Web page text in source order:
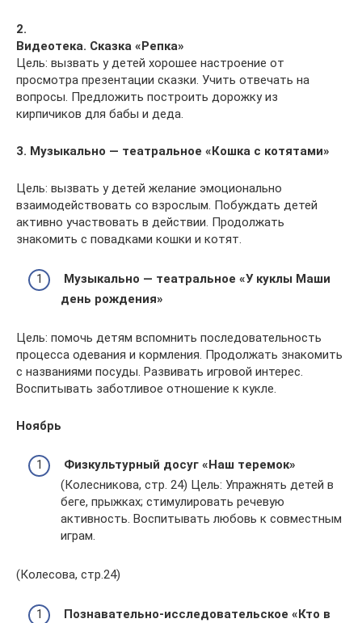
2.
Видеотека. Сказка «Репка»
Цель: вызвать у детей хорошее настроение от
просмотра презентации сказки. Учить отвечать на
вопросы. Предложить построить дорожку из
кирпичиков для бабы и деда.
3. Музыкально — театральное «Кошка с котятами»
Цель: вызвать у детей желание эмоционально
взаимодействовать со взрослым. Побуждать детей
активно участвовать в действии. Продолжать
знакомить с повадками кошки и котят.
Музыкально — театральное «У куклы Маши
день рождения»
Цель: помочь детям вспомнить последовательность
процесса одевания и кормления. Продолжать знакомить
с названиями посуды. Развивать игровой интерес.
Воспитывать заботливое отношение к кукле.
Ноябрь
Физкультурный досуг «Наш теремок»
(Колесникова, стр. 24) Цель: Упражнять детей в
беге, прыжках; стимулировать речевую
активность. Воспитывать любовь к совместным
играм.
(Колесова, стр.24)
Познавательно-исследовательское «Кто в